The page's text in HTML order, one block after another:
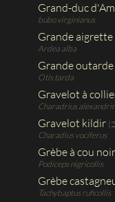
Grand-duc
bubo virginianus
Grande aigrette
Ardea alba
Grande outarde
Otis tarda
Gravelot à
Charadrius
Gravelot kildir
Charadius vociferus
Grèbe à cou noir
Podiceps nigricollis
Grèbe
Tachybaptus ruficollis